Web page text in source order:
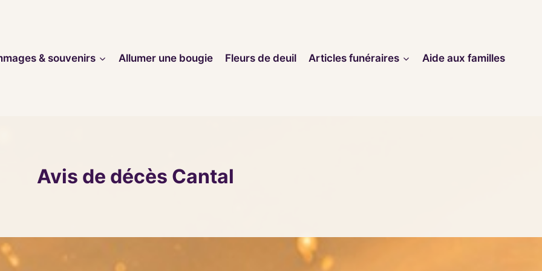
& souvenirs
Allumer une bougie Fleurs de deuil Articles funéraires Aide aux familles
Avis de décès Cantal